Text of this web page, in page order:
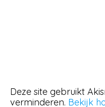
Deze site gebruikt
verminderen. Bekijk